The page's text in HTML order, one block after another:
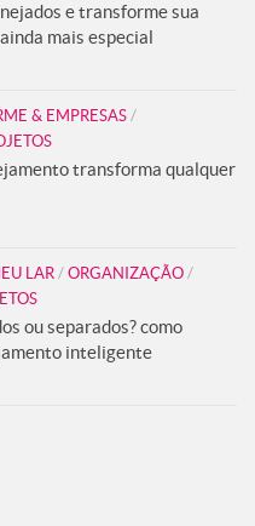
e transforme sua
mais especial
& EMPRESAS /
transforma qualquer
LAR/ ORGANIZAÇÃO /
ou separados? como
inteligente